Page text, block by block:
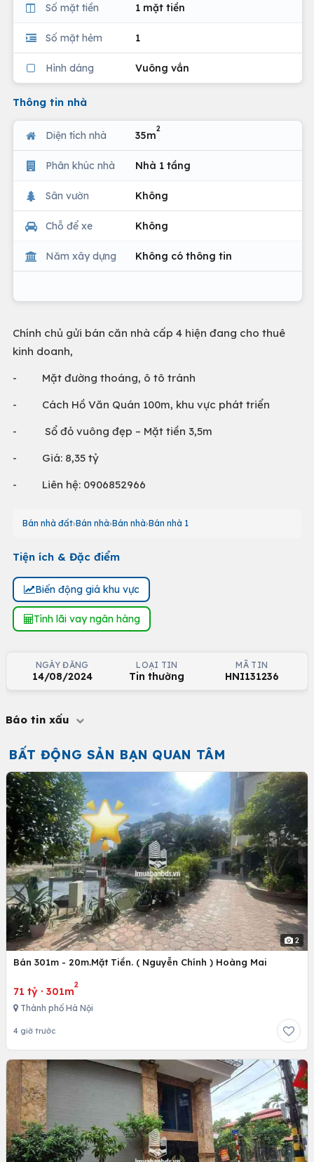
Số mặt tiền 1 mặt tiền
Số mặt hẻm 1
Hình dáng Vuông vắn
Thông tin nhà
Diện tích nhà 35m
2
Phân khúc nhà Nhà 1 tầng
Sân vườn Không
Chỗ để xe Không
Năm xây dựng Không có thông tin
Chính chủ gửi bán căn nhà cấp 4 hiện đang cho thuê
kinh doanh,
- Mặt đường thoáng, ô tô tránh
- Cách Hồ Văn Quán 100m, khu vực phát triển
- Sổ đỏ vuông đẹp – Mặt tiền 3,5m
- Giá: 8,35 tỷ
- Liên hệ: 0906852966
Bán nhà đất Bán nhà Bán nhà Bán nhà 1
Tiện ích & Đặc điểm
Biến động giá khu vực
Tính lãi vay ngân hàng
NGÀY ĐĂNG
14/08/2024
LOẠI TIN
Tin thường
MÃ TIN
HNI131236
Báo tin xấu
BẤT ĐỘNG SẢN BẠN QUAN TÂM
2
Bán 301m - 20m.Mặt Tiền. ( Nguyễn Chính ) Hoàng Mai
71 tỷ · 301m
2
Thành phố Hà Nội
4 giờ trước